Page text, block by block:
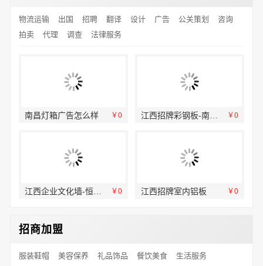
物流运输 出国 招聘 翻译 设计 广告 公关策划
咨询
拍卖
代理 调查 法律服务
南昌灯箱广告怎么样 ￥0
江西企业文化墙-恒辉广告 ￥0
江西招牌彩钢板-南昌恒辉广告 ￥0
江西招牌室内铝板 ￥0
招商加盟
服装鞋帽 美容保养 礼品饰品 餐饮美食
生活服务